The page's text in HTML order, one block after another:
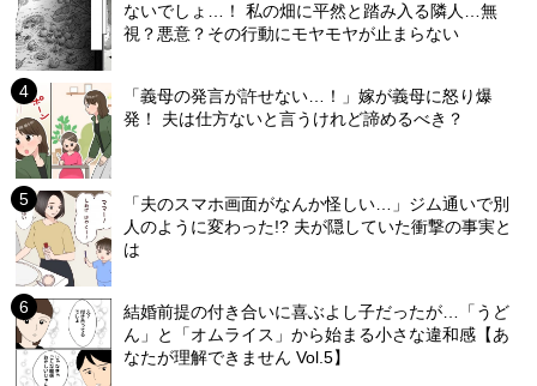
ないでしょ…！ 私の畑に平然と踏み入る隣人…無
視？悪意？その行動にモヤモヤが止まらない
「義母の発言が許せない…！」嫁が義母に怒り爆
発！ 夫は仕方ないと言うけれど諦めるべき？
「夫のスマホ画面がなんか怪しい…」ジム通いで別
人のように変わった!? 夫が隠していた衝撃の事実と
は
結婚前提の付き合いに喜ぶよし子だったが…「うど
ん」と「オムライス」から始まる小さな違和感【あ
なたが理解できません Vol.5】